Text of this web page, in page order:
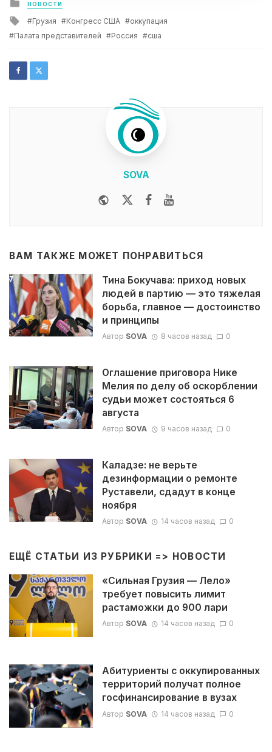
in
НОВОСТИ
Tagged
with
Грузия Конгресс США
оккупация
Палата представителей
Россия сша
SOVA
WebsiteTwitterFacebook
ВАМ ТАКЖЕ МОЖЕТ ПОНРАВИТЬСЯ
Тина Бокучава: приход новых
людей в партию — это тяжелая
борьба, главное — достоинство
и принципы
Автор SOVA 8 часов назад 0
Оглашение приговора Нике
Мелия по делу об оскорблении
судьи может состояться 6
августа
Автор SOVA 9 часов назад 0
Каладзе: не верьте
дезинформации о ремонте
Руставели, сдадут в конце
ноября
Автор SOVA 14 часов назад 0
ЕЩЁ СТАТЬИ ИЗ РУБРИКИ => НОВОСТИ
«Сильная Грузия — Лело»
требует повысить лимит
растаможки до 900 лари
Автор SOVA 14 часов назад 0
Абитуриенты с оккупированных
территорий получат полное
госфинансирование в вузах
Автор SOVA 14 часов назад 0